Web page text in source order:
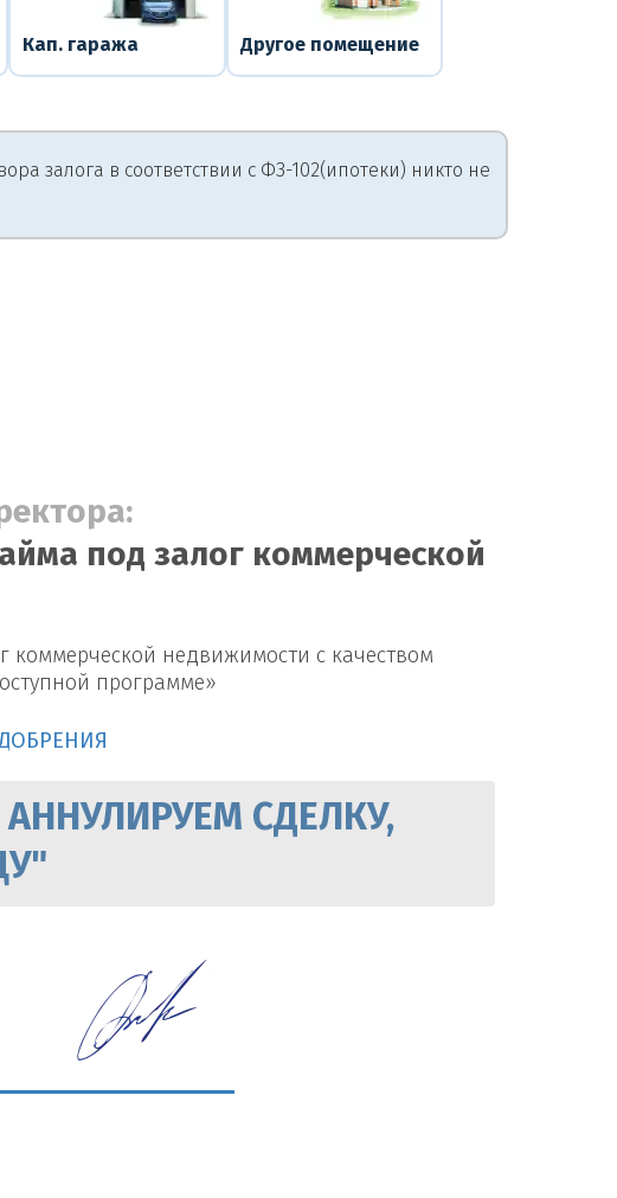
Кап. гаража Другое помещение
залога в соответствии с ФЗ-102(ипотеки) никто не
под залог коммерческой
коммерческой недвижимости с качеством
программе»
СДЕЛКУ,